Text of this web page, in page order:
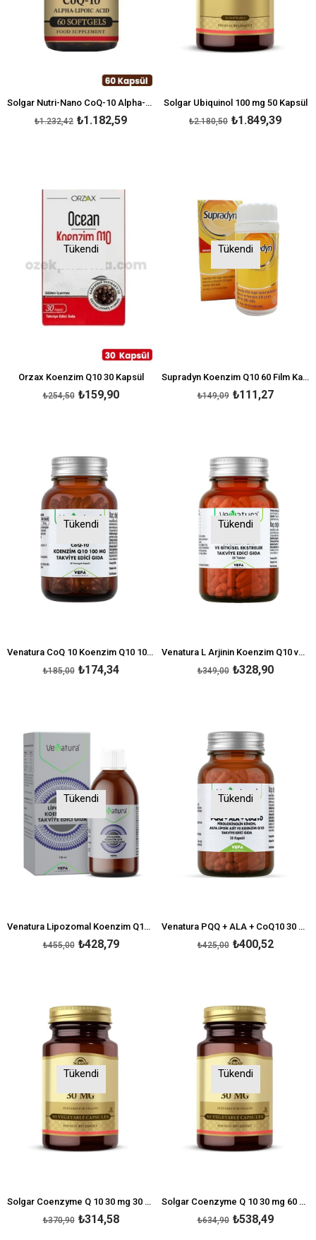
Solgar Nutri-Nano CoQ-10 Alpha-Lipoic Acid
₺1.182,59
₺1.232,42
Solgar Ubiquinol 100 mg 50 Kapsül
₺1.849,39
₺2.180,50
Tükendi
Orzax Koenzim Q10 30 Kapsül
₺159,90
₺254,50
Tükendi
Supradyn Koenzim Q10 60 Film Kaplı Tablet
₺111,27
₺149,09
Tükendi
Venatura CoQ 10 Koenzim Q10 100 MG 30 Kapsül Gıda Takviyesi
₺174,34
₺185,00
Tükendi
Venatura L Arjinin Koenzim Q10 ve Bitkisel Ekstreler 60 Kapsül
₺328,90
₺349,00
Tükendi
Venatura Lipozomal Koenzim Q10 150 ML
₺428,79
₺455,00
Tükendi
Venatura PQQ + ALA + CoQ10 30 Kapsül Pirolokinolin Kinon, Alfa Lipoik Asit ve Koenzim Q10 Takviyesi
₺400,52
₺425,00
Tükendi
Solgar Coenzyme Q 10 30 mg 30 Kapsül
₺314,58
₺370,90
Tükendi
Solgar Coenzyme Q 10 30 mg 60 Kapsül
₺538,49
₺634,90